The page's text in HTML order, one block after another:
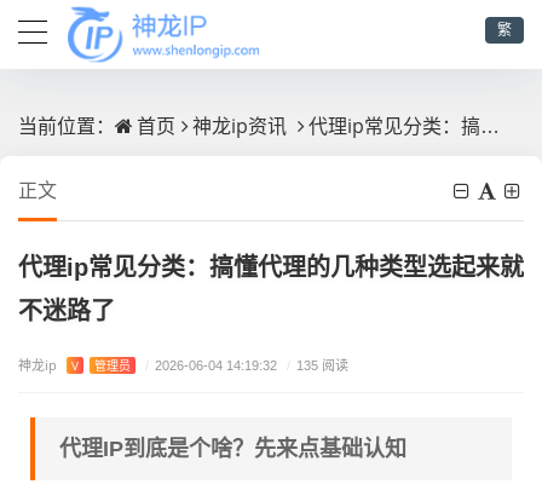
繁
当前位置： 首页 神龙ip资讯 代理ip常见分类：搞懂代理的几种类型选起来就不迷路了
正文
代理ip常见分类：搞懂代理的几种类型选起来就
不迷路了
神龙ip V 管理员 / 2026-06-04 14:19:32 / 135 阅读
代理IP到底是个啥？先来点基础认知